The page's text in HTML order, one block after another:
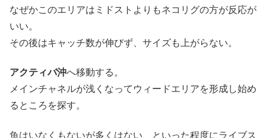
なぜかこのエリアはミドストよりもネコリグの方が反応が
いい。
その後はキャッチ数が伸びず、サイズも上がらない。
アクティバ沖へ移動する。
メインチャネルが浅くなってウィードエリアを形成し始め
るところを探す。
魚はいなくもないが多くはない、といった程度にライブス